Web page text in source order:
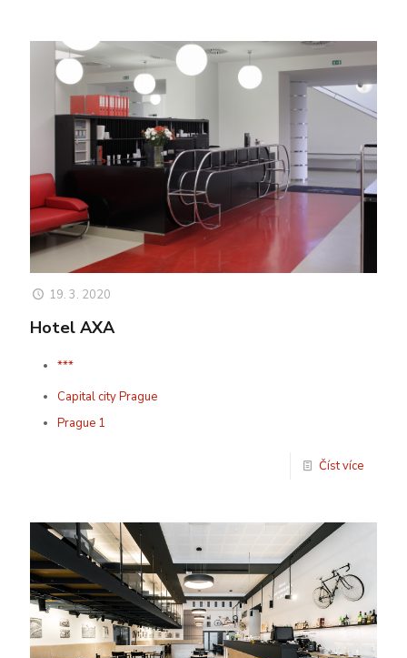
19. 3. 2020
Hotel AXA
***
Capital city Prague
Prague 1
Číst více